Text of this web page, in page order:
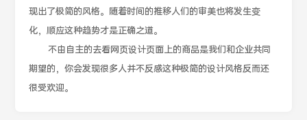
现出了极简的风格。随着时间的推移人们的审美也将发生变
化，顺应这种趋势才是正确之道。
不由自主的去看网页设计页面上的商品是我们和企业共同
期望的，你会发现很多人并不反感这种极简的设计风格反而还
很受欢迎。